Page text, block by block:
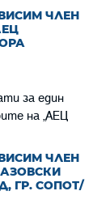
ЧЛЕН
за един
на „АЕЦ
ЧЛЕН
ГР. СОПОТ/